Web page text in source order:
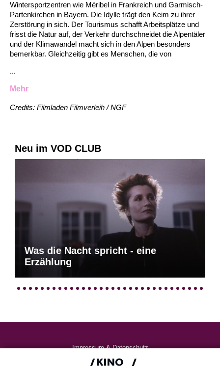
Wintersportzentren wie Méribel in Frankreich und Garmisch‐
Partenkirchen in Bayern. Die Idylle trägt den Keim zu ihrer
Zerstörung in sich. Der Tourismus schafft Arbeitsplätze und
frisst die Natur auf, der Verkehr durchschneidet die Alpentäler
und der Klimawandel macht sich in den Alpen besonders
bemerkbar. Gleichzeitig gibt es Menschen, die von
...
Mehr
Credits: Filmladen Filmverleih / NGF
Neu im VOD CLUB
Was die Nacht spricht - eine
Erzählung
Impressum & Datenschutz
AGB